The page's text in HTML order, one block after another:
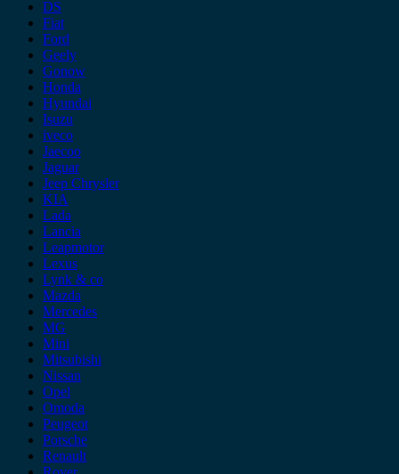
DS
Fiat
Ford
Geely
Gonow
Honda
Hyundai
Isuzu
iveco
Jaecoo
Jaguar
Jeep Chrysler
KIA
Lada
Lancia
Leapmotor
Lexus
Lynk & co
Mazda
Mercedes
MG
Mini
Mitsubishi
Nissan
Opel
Omoda
Peugeot
Porsche
Renault